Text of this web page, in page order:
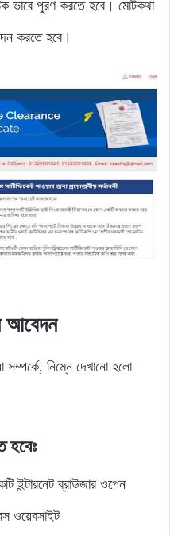
ভাবে পুরণ করতে হবে। মোটকথা
করতে হবে।
আবেদন
নিম্নে দেখানো হলো
হবেঃ
ইন্টারনেট ব্রাউজার ওপেন
ওয়েবসাইট